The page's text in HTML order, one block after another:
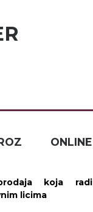
ONLINE
koja radi
licima